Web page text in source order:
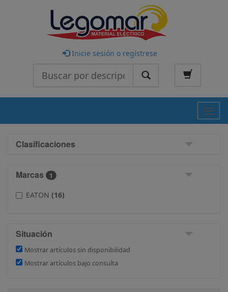
Inicie sesión o regístrese
Clasificaciones
Marcas 1
EATON (16)
Situación
Mostrar artículos sin disponibilidad
Mostrar artículos bajo consulta